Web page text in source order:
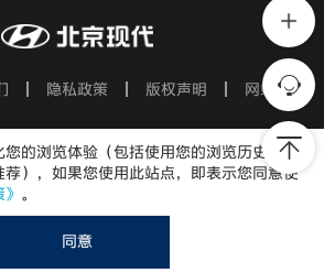
隐私政策 版权声明 网站地图
市顺义区南环路99号院
号-5
京公网安备11011302007206
BEIJING HYUNDAI MOTOR COMPANY
的浏览体验（包括使用您的浏览历史及兴
），如果您使用此站点，即表示您同意使
。
同意